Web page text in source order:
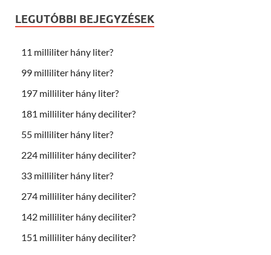
LEGUTÓBBI BEJEGYZÉSEK
11 milliliter hány liter?
99 milliliter hány liter?
197 milliliter hány liter?
181 milliliter hány deciliter?
55 milliliter hány liter?
224 milliliter hány deciliter?
33 milliliter hány liter?
274 milliliter hány deciliter?
142 milliliter hány deciliter?
151 milliliter hány deciliter?